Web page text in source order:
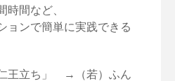
時間など、
ョンで簡単に実践できる
仁王立ち」 →（若）ふん